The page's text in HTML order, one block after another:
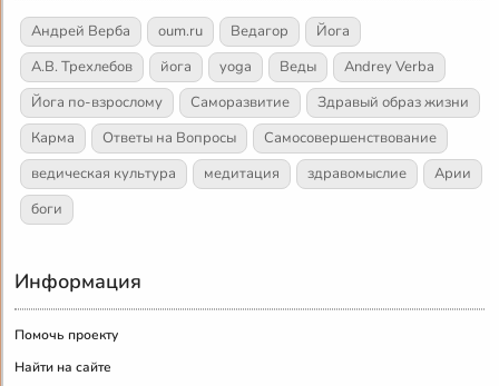
Андрей Верба oum.ru Ведагор
Йога
А.В. Трехлебов
йога yoga Веды
Andrey Verba
Йога по-взрослому
Саморазвитие
Здравый образ жизни
Карма
Ответы на Вопросы
Самосовершенствование
ведическая культура
медитация здравомыслие
Арии
боги
Информация
Помочь проекту
Найти на сайте